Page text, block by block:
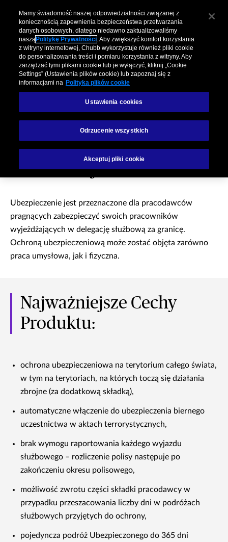
Grupowe
ubezpieczenie podróży
służbowej
Ubezpieczenie jest przeznaczone dla pracodawców
pragnących zabezpieczyć swoich pracowników
wyjeżdżających w delegację służbową za granicę.
Ochroną ubezpieczeniową może zostać objęta zarówno
praca umysłowa, jak i fizyczna.
Najważniejsze Cechy
Produktu:
ochrona ubezpieczeniowa na terytorium całego świata,
w tym na terytoriach, na których toczą się działania
zbrojne (za dodatkową składką),
automatyczne włączenie do ubezpieczenia biernego
uczestnictwa w aktach terrorystycznych,
brak wymogu raportowania każdego wyjazdu
służbowego – rozliczenie polisy następuje po
zakończeniu okresu polisowego,
możliwość zwrotu części składki pracodawcy w
przypadku przeszacowania liczby dni w podróżach
służbowych przyjętych do ochrony,
pojedyncza podróż Ubezpieczonego do 365 dni
Mamy świadomość naszej odpowiedzialności związanej z
koniecznością zapewnienia bezpieczeństwa przetwarzania
danych osobowych, dlatego niedawno zaktualizowaliśmy
naszą Politykę Prywatności. Aby zwiększyć komfort korzystania
z witryny internetowej, Chubb wykorzystuje również pliki cookie
do personalizowania treści i pomiaru korzystania z witryny. Aby
zarządzać tymi plikami cookie lub je wyłączyć, kliknij „Cookie
Settings” (Ustawienia plików cookie) lub zapoznaj się z
informacjami na Polityka plików cookie
Ustawienia cookies
Odrzucenie wszystkich
Akceptuj pliki cookie